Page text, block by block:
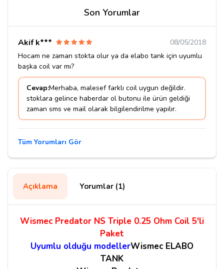
Son Yorumlar
Akif k***
08/05/2018
Hocam ne zaman stokta olur ya da elabo tank için uyumlu
bașka coil var mı?
Cevap:Merhaba, malesef farklı coil uygun değildir.
stoklara gelince haberdar ol butonu ile ürün geldiği
zaman sms ve mail olarak bilgilendirilme yapılır.
Tüm Yorumları Gör
Açıklama Yorumlar (1)
Wismec Predator NS Triple 0.25 Ohm Coil 5'li
Paket
Uyumlu olduğu modellerWismec ELABO
TANK